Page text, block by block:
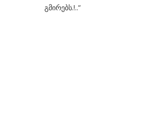
გმირებს.!..“